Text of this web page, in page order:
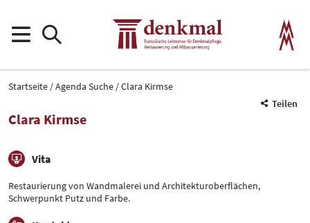
Startseite Agenda Suche
Clara Kirmse
Teilen
Clara Kirmse
Vita
Restaurierung von Wandmalerei und Architekturoberflächen,
Schwerpunkt Putz und Farbe.